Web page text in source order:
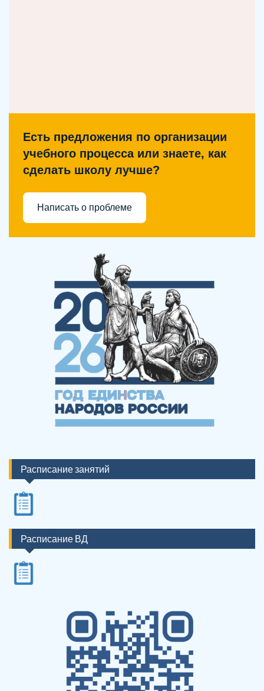
Есть предложения по организации
учебного процесса или знаете, как
сделать школу лучше?
Написать о проблеме
Расписание занятий
Расписание ВД